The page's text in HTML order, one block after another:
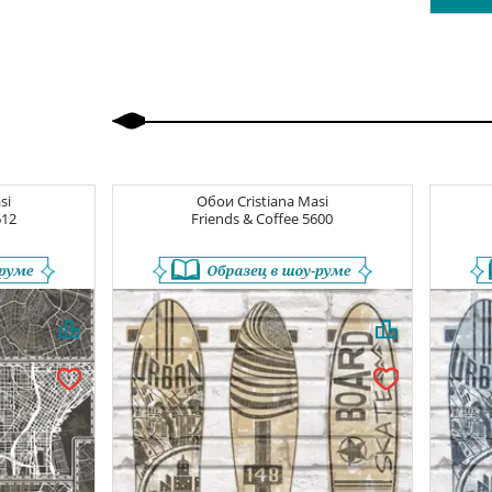
ОбоиCristiana Masi
Friends & Coffee 5600